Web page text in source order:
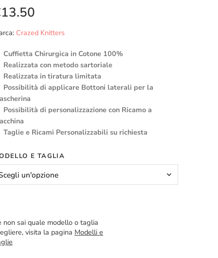
13.50
Crazed Knitters
Cuffietta Chirurgica in Cotone 100%
Realizzata con metodo sartoriale
Realizzata in tiratura limitata
Possibilità di applicare Bottoni laterali per la
Possibilità di personalizzazione con Ricamo a
Taglie e Ricami Personalizzabili su richiesta
E TAGLIA
non sai quale modello o taglia
visita la pagina Modelli e